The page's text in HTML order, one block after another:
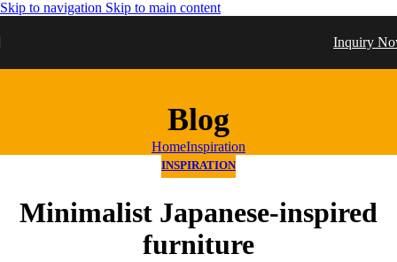
Skip to navigation Skip to main content
Inquiry
Blog
HomeInspiration
INSPIRATION
Minimalist Japanese-inspired
furniture